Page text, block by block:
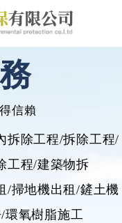
信賴
拆除工程/拆除工程/
工程/建築物拆
/掃地機出租/鏟土機
環氧樹脂施工